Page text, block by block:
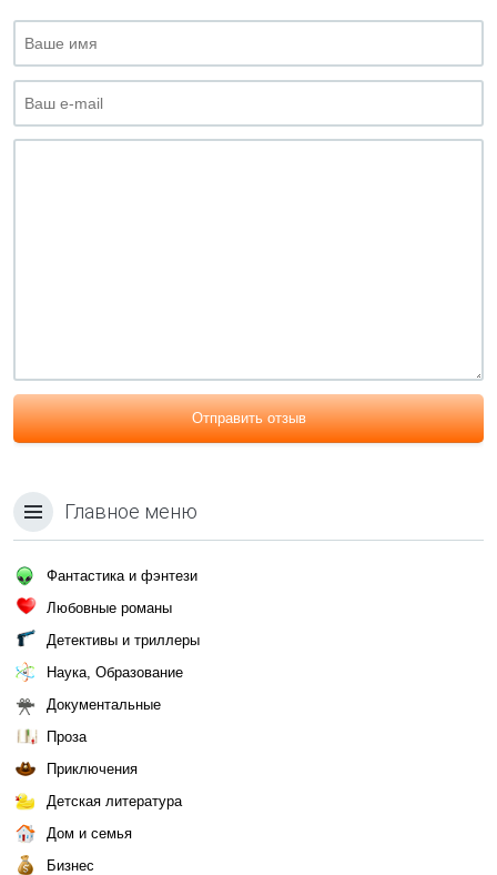
Отправить отзыв
Главное меню
Фантастика и фэнтези
Любовные романы
Детективы и триллеры
Наука, Образование
Документальные
Проза
Приключения
Детская литература
Дом и семья
Бизнес